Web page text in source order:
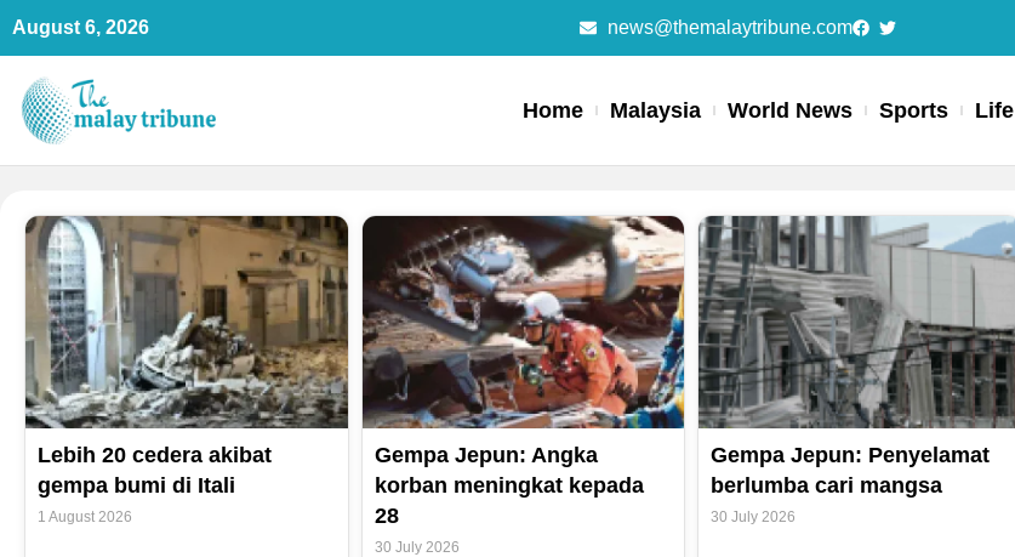
Skip
content
August 6, 2026 news@themalaytribune.com
Home Malaysia World News Sports Life
Lebih 20 cedera akibat
gempa bumi di Itali
1 August 2026
Gempa Jepun: Angka
korban meningkat kepada
28
30 July 2026
Gempa Jepun: Penyelamat
berlumba cari mangsa
30 July 2026
PagePagePage Page